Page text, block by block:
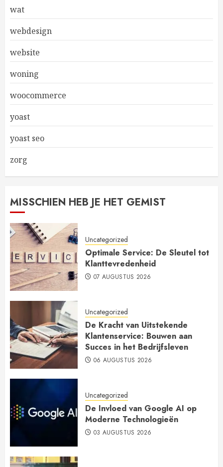
wat
webdesign
website
woning
woocommerce
yoast
yoast seo
zorg
MISSCHIEN HEB JE HET GEMIST
Uncategorized
Optimale Service: De Sleutel tot
Klanttevredenheid
07 AUGUSTUS 2026
Uncategorized
De Kracht van Uitstekende
Klantenservice: Bouwen aan
Succes in het Bedrijfsleven
06 AUGUSTUS 2026
Uncategorized
De Invloed van Google AI op
Moderne Technologieën
03 AUGUSTUS 2026